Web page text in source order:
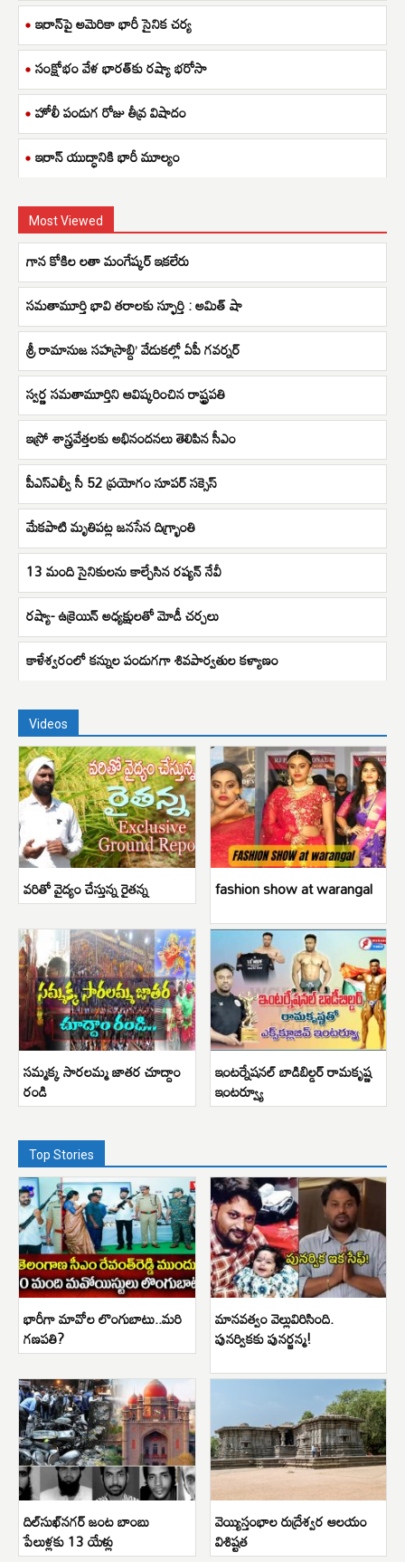
ఇరాన్‌పై అమెరికా భారీ సైనిక చర్య
సంక్షోభం వేళ భారత్‌కు రష్యా భరోసా
హోలీ పండుగ రోజు తీవ్ర విషాదం
ఇరాన్ యుద్ధానికి భారీ మూల్యం
Most Viewed
గాన కోకిల లతా మంగేష్కర్ ఇకలేరు
సమతామూర్తి భావి తరాలకు స్ఫూర్తి : అమిత్ షా
శ్రీ రామానుజ సహస్రాబ్ది’ వేడుకల్లో ఏపీ గవర్నర్
స్వర్ణ సమతామూర్తిని ఆవిష్కరించిన రాష్ట్రపతి
ఇస్రో శాస్త్రవేత్తలకు అభినందనలు తెలిపిన సీఎం
పీఎస్ఎల్వీ సీ 52 ప్రయోగం సూపర్ సక్సెస్
మేకపాటి మృతిపట్ల జనసేన దిగ్భ్రాంతి
13 మంది సైనికులను కాల్చేసిన రష్యన్ నేవీ
రష్యా- ఉక్రెయిన్ అధ్యక్షులతో మోడీ చర్చలు
కాళేశ్వరంలో కన్నుల పండుగగా శివపార్వతుల కళ్యాణం
Videos
వరితో వైద్యం చేస్తున్న రైతన్న fashion show at warangal
సమ్మక్క సారలమ్మ జాతర చూద్దాం
రండి
ఇంటర్నేషనల్ బాడిబిల్డర్ రామకృష్ణ
ఇంటర్వ్యూ
Top Stories
భారీగా మావోల లొంగుబాటు..మరి
గణపతి?
మానవత్వం వెల్లువిరిసింది.
పునర్వికకు పునర్జన్మ!
దిల్‌సుఖ్‌నగర్ జంట బాంబు
పేలుళ్లకు 13 యేళ్లు
వెయ్యిస్తంభాల రుద్రేశ్వర ఆలయం
విశిష్టత